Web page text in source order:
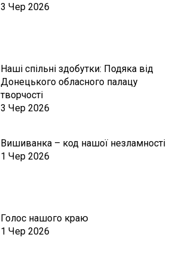
3 Чер 2026
Наші спільні здобутки: Подяка від
Донецького обласного палацу
творчості
3 Чер 2026
Вишиванка – код нашої незламності
1 Чер 2026
Голос нашого краю
1 Чер 2026